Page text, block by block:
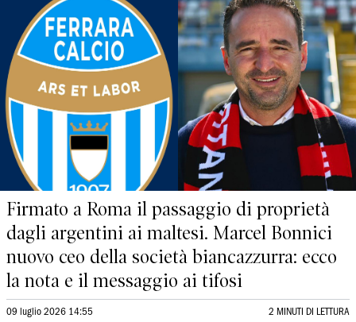
Firmato a Roma il passaggio di proprietà
dagli argentini ai maltesi. Marcel Bonnici
nuovo ceo della società biancazzurra: ecco
la nota e il messaggio ai tifosi
09 luglio 2026 14:55 2 MINUTI DI LETTURA